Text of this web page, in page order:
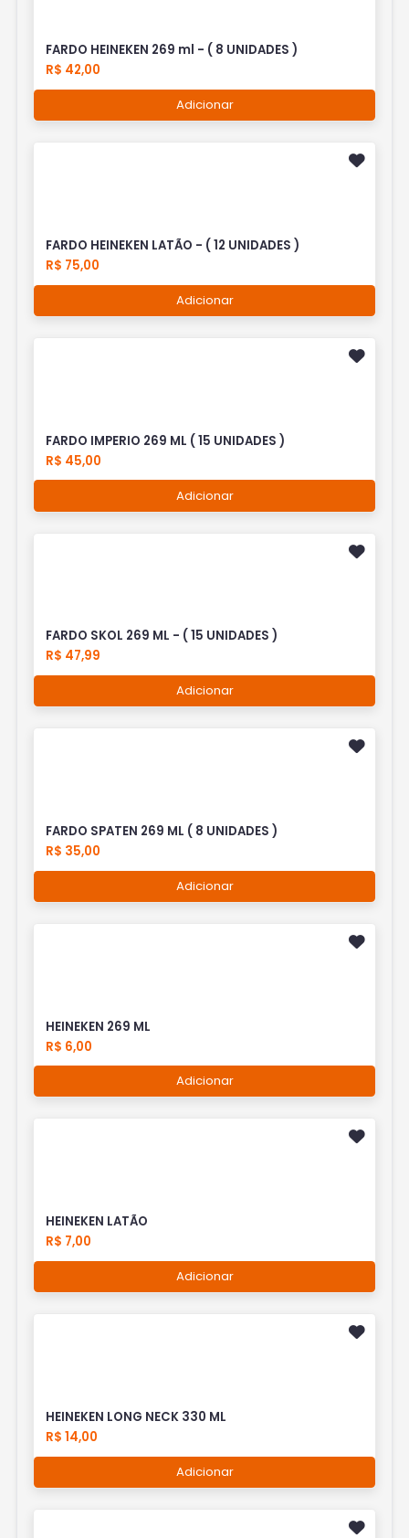
FARDO HEINEKEN 269 ml - ( 8 UNIDADES )
R$ 42,00
Adicionar
FARDO HEINEKEN LATÃO - ( 12 UNIDADES )
R$ 75,00
Adicionar
FARDO IMPERIO 269 ML ( 15 UNIDADES )
R$ 45,00
Adicionar
FARDO SKOL 269 ML - ( 15 UNIDADES )
R$ 47,99
Adicionar
FARDO SPATEN 269 ML ( 8 UNIDADES )
R$ 35,00
Adicionar
HEINEKEN 269 ML
R$ 6,00
Adicionar
HEINEKEN LATÃO
R$ 7,00
Adicionar
HEINEKEN LONG NECK 330 ML
R$ 14,00
Adicionar